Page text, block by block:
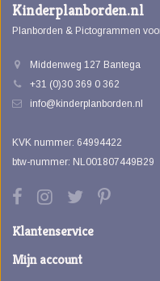
Kinderplanborden.nl
Planborden & Pictogrammen
Middenweg 127 Bantega
+31 (0)30 369 0 362
info@kinderplanborden.nl
KVK nummer: 64994422
btw-nummer: NL001807449B29
Klantenservice
Mijn account